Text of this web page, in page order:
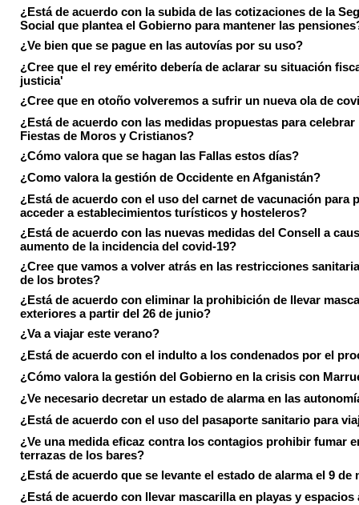
¿Está de acuerdo con la subida de las cotizaciones de la
Social que plantea el Gobierno para mantener las
¿Ve bien que se pague en las autovías por su uso?
¿Cree que el rey emérito debería de aclarar su situación
justicia'
¿Cree que en otoño volveremos a sufrir un nueva ola de
¿Está de acuerdo con las medidas propuestas para celebrar
Fiestas de Moros y Cristianos?
¿Cómo valora que se hagan las Fallas estos días?
¿Como valora la gestión de Occidente en Afganistán?
¿Está de acuerdo con el uso del carnet de vacunación para
acceder a establecimientos turísticos y hosteleros?
¿Está de acuerdo con las nuevas medidas del Consell a
aumento de la incidencia del covid-19?
¿Cree que vamos a volver atrás en las restricciones
de los brotes?
¿Está de acuerdo con eliminar la prohibición de llevar
exteriores a partir del 26 de junio?
¿Va a viajar este verano?
¿Está de acuerdo con el indulto a los condenados por el
¿Cómo valora la gestión del Gobierno en la crisis con
¿Ve necesario decretar un estado de alarma en las
¿Está de acuerdo con el uso del pasaporte sanitario para
¿Ve una medida eficaz contra los contagios prohibir fumar
terrazas de los bares?
¿Está de acuerdo que se levante el estado de alarma el 9 de
¿Está de acuerdo con llevar mascarilla en playas y espacios